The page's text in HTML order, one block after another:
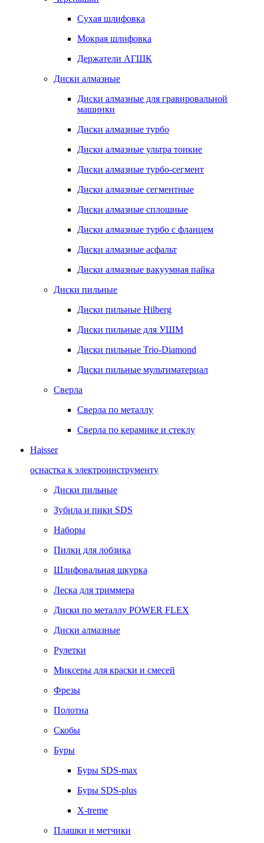
Сухая шлифовка
Мокрая шлифовка
Держатели АГШК
Диски алмазные
Диски алмазные для гравировальной
машинки
Диски алмазные турбо
Диски алмазные ультра тонкие
Диски алмазные турбо-сегмент
Диски алмазные сегментные
Диски алмазные сплошные
Диски алмазные турбо с фланцем
Диски алмазные асфальт
Диски алмазные вакуумная пайка
Диски пильные
Диски пильные Hilberg
Диски пильные для УШМ
Диски пильные Trio-Diamond
Диски пильные мультиматериал
Сверла
Сверла по металлу
Сверла по керамике и стеклу
Haisser
оснастка к электроинструменту
Диски пильные
Зубила и пики SDS
Наборы
Пилки для лобзика
Шлифовальная шкурка
Леска для триммера
Диски по металлу POWER FLEX
Диски алмазные
Рулетки
Миксеры для краски и смесей
Фрезы
Полотна
Скобы
Буры
Буры SDS-max
Буры SDS-plus
X-treme
Плашки и метчики